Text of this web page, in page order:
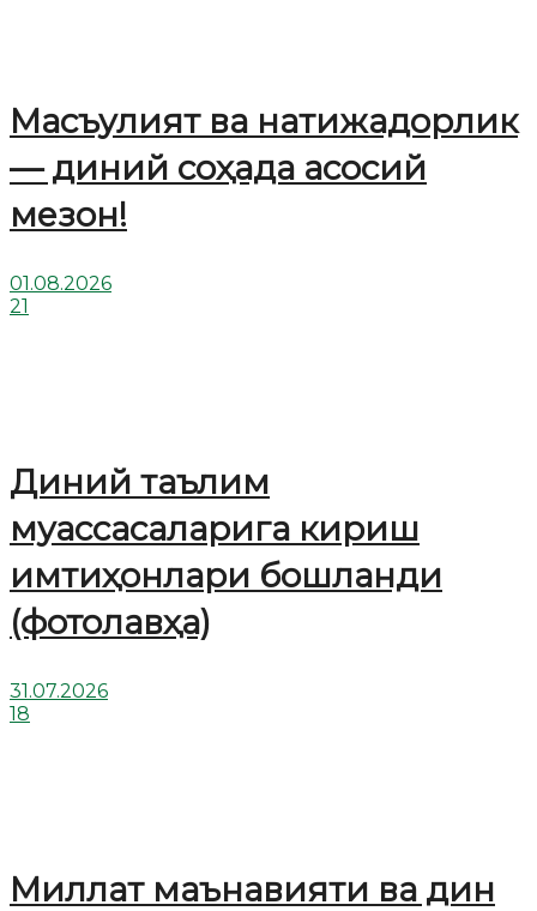
Масъулият ва натижадорлик
— диний соҳада асосий
мезон!
01.08.2026
21
Диний таълим
муассасаларига кириш
имтиҳонлари бошланди
(фотолавҳа)
31.07.2026
18
Миллат маънавияти ва дин